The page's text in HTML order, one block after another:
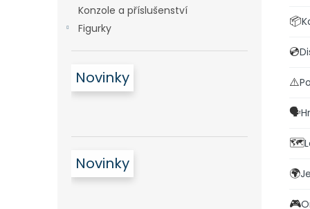
Konzole a příslušenství
Figurky
Novinky
Novinky
📦
💿
⚠️
🗣️
🗺️
🌍
🎮